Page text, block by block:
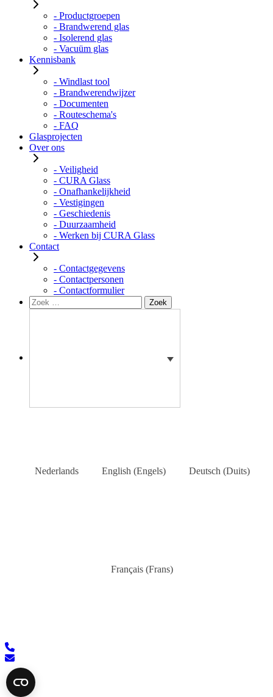
- Productgroepen
- Brandwerend glas
- Isolerend glas
- Vacuüm glas
Kennisbank
- Windlast tool
- Brandwerendwijzer
- Documenten
- Routeschema's
- FAQ
Glasprojecten
Over ons
- Veiligheid
- CURA Glass
- Onafhankelijkheid
- Vestigingen
- Geschiedenis
- Duurzaamheid
- Werken bij CURA Glass
Contact
- Contactgegevens
- Contactpersonen
- Contactformulier
Zoeken
naar:
Zoek
Nederlands English(Engels) Deutsch(Duits)
Français (Frans)